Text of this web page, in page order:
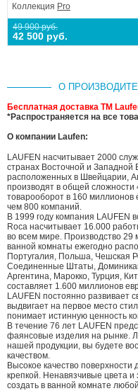
Коллекция Pro
49 900 руб.
42 500 руб.
О
Бесплатная доставка ТМ
*Распространяется на все
О компании Laufen:
LAUFEN насчитывает 2000
странах Восточной и
расположенных в Швейцарии,
производят в общей
товарооборот в 160 миллионов
чем 800 компаний.
В 1999 году компания LAUFEN
Roca насчитывает 16.000
во всем мире. Производство 29
ванной комнаты ежегодно
Португалия, Польша, Чешская
Соединенные Штаты,
Аргентина, Марокко, Турция,
составляет 1.600 миллионов
LAUFEN постоянно развивает
выдвигает на первое место
понимает истинную ценность
В течение 76 лет LAUFEN
фаянсовые изделия на рынке.
нашей продукции, вы будете
качеством.
Высокое качество
крепкой. Ненавязчивые цвета
создать в ванной комнате